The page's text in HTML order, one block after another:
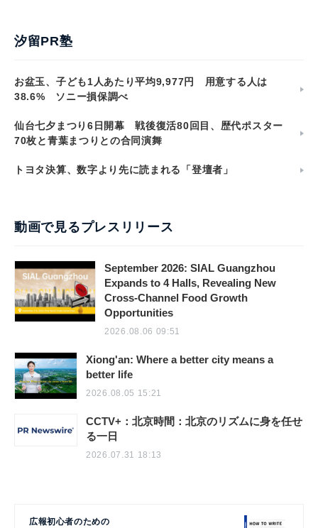
汐留PR塾
お盆玉、子ども1人あたり平均9,977円 用意する人は
38.6% ソニー損保調べ
仙台七夕まつり6日開幕 戦後復活80回目、歴代ポスター
70枚と青葉まつりとの合同演舞
トヨタ決算、数字より先に読まれる「登壇者」
動画で見るプレスリリース
September 2026: SIAL Guangzhou
Expands to 4 Halls, Revealing New
Cross-Channel Food Growth
Opportunities
2026.08.06 09:51
Xiong'an: Where a better city means a
better life
2026.08.05 15:21
CCTV+：北京時間：北京のリズムに身を任せ
る一日
2026.07.31 18:13
広報初心者のための